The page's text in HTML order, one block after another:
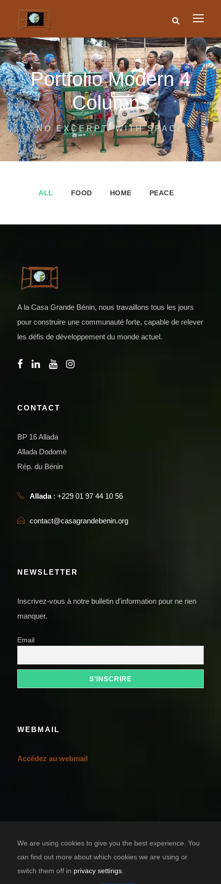
Portfolio Modern 4
Columns
NO EXCERPT, WITH SPACE
ALL FOOD HOME PEACE
A la Casa Grande Bénin, nous travaillons tous les jours
pour construire une communauté forte, capable de relever
les défis de développement du monde actuel.
CONTACT
BP 16 Allada
Allada Dodomè
Rép. du Bénin
Allada: +229 01 97 44 10 56
contact@casagrandebenin.org
NEWSLETTER
Inscrivez-vous à notre bulletin d'information pour ne rien
manquer.
Email
WEBMAIL
Accédez au webmail
We are using cookies to give you the best experience. You
can find out more about which cookies we are using or
switch them off in privacy settings